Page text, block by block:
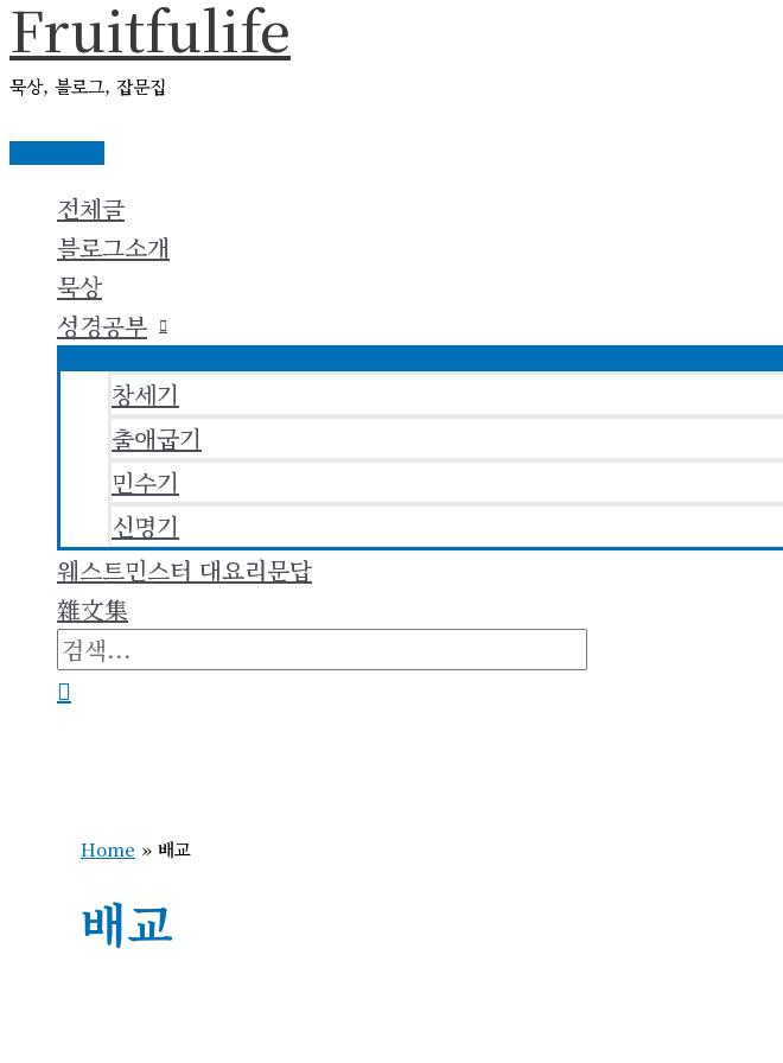
콘
텐
츠
로
Fruitfulife
묵상, 블로그, 잡문집
메
메
뉴
전체글
블로그소개
묵상
성경공부
창세기
출애굽기
민수기
신명기
웨스트민스터 대요리문답
雜文集
검
색
Home » 배교
배교